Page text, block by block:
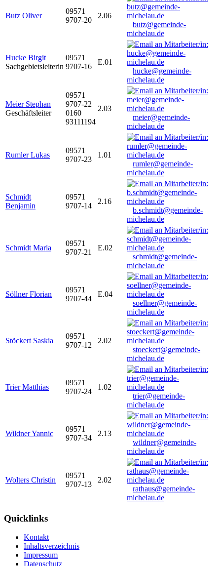
Butz Oliver
09571
9707-20
2.06
butz@gemeinde-
michelau.de
Hucke Birgit
Sachgebietsleiterin
09571
9707-16
E.01
hucke@gemeinde-
michelau.de
Meier Stephan
Geschäftsleiter
09571
9707-22
0160
93111194
2.03
meier@gemeinde-
michelau.de
Rumler Lukas
09571
9707-23
1.01
rumler@gemeinde-
michelau.de
Schmidt
Benjamin
09571
9707-14
2.16
b.schmidt@gemeinde-
michelau.de
Schmidt Maria
09571
9707-21
E.02
schmidt@gemeinde-
michelau.de
Söllner Florian
09571
9707-44
E.04
soellner@gemeinde-
michelau.de
Stöckert Saskia
09571
9707-12
2.02
stoeckert@gemeinde-
michelau.de
Trier Matthias
09571
9707-24
1.02
trier@gemeinde-
michelau.de
Wildner Yannic
09571
9707-34
2.13
wildner@gemeinde-
michelau.de
Wolters Christin
09571
9707-13
2.02
rathaus@gemeinde-
michelau.de
Quicklinks
Kontakt
Inhaltsverzeichnis
Impressum
Datenschutz